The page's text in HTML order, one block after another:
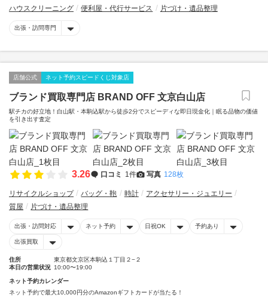
ハウスクリーニング 便利屋・代行サービス 片づけ・遺品整理
出張・訪問専門
店舗公式 ネット予約スピードくじ対象店
ブランド買取専門店 BRAND OFF 文京白山店
駅チカの好立地！白山駅・本駒込駅から徒歩2分でスピーディな即日現金化｜眠る品物の価値
を引き出す査定
3.26 口コミ 1件 写真 128枚
リサイクルショップ バッグ・鞄 時計
アクセサリー・ジュエリー
質屋
片づけ・遺品整理
出張・訪問対応 ネット予約 日祝OK 予約あり
出張買取
住所
東京都文京区本駒込１丁目２−２
本日の営業状況 10:00〜19:00
ネット予約カレンダー
ネット予約で最大10,000円分のAmazonギフトカードが当たる！